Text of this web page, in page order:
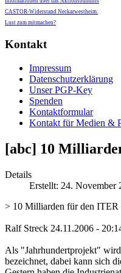
CASTOR-Widerstand Neckarwestheim.
Lust zum mitmachen?
Kontakt
Impressum
Datenschutzerklärung
Unser PGP-Key
Spenden
Kontaktformular
Kontakt für Medien &
[abc] 10
Details
Erstellt: 24. November
> 10 Milliarden für den ITER
Ralf Streck 24.11.2006 -
Als "Jahrhundertprojekt"
bezeichnet, dabei kann sich